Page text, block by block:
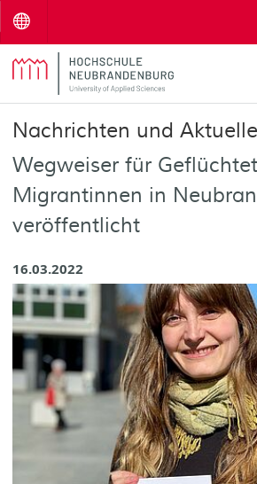
Nachrichten und
Wegweiser für
Migrantinnen in
veröffentlicht
16.03.2022